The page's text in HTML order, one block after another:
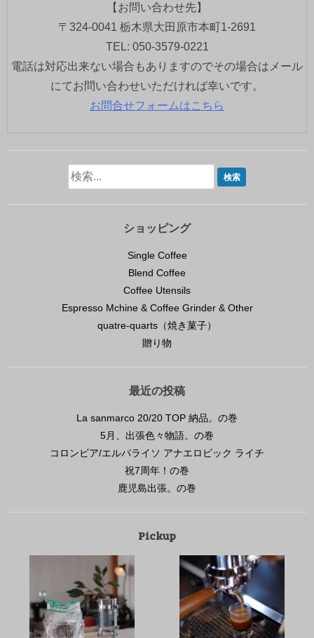
【お問い合わせ先】
〒324-0041 栃木県大田原市本町1-2691
TEL: 050-3579-0221
電話は対応出来ない場合もありますのでその場合はメール
にてお問い合わせいただければ幸いです。
お問合せフォームはこちら
ショッピング
Single Coffee
Blend Coffee
Coffee Utensils
Espresso Mchine & Coffee Grinder & Other
quatre-quarts（焼き菓子）
贈り物
最近の投稿
La sanmarco 20/20 TOP 納品。の巻
5月、出張色々物語。の巻
コロンビア/エルパライソ アナエロビック ライチ
祝7周年！の巻
鹿児島出張。の巻
Pickup